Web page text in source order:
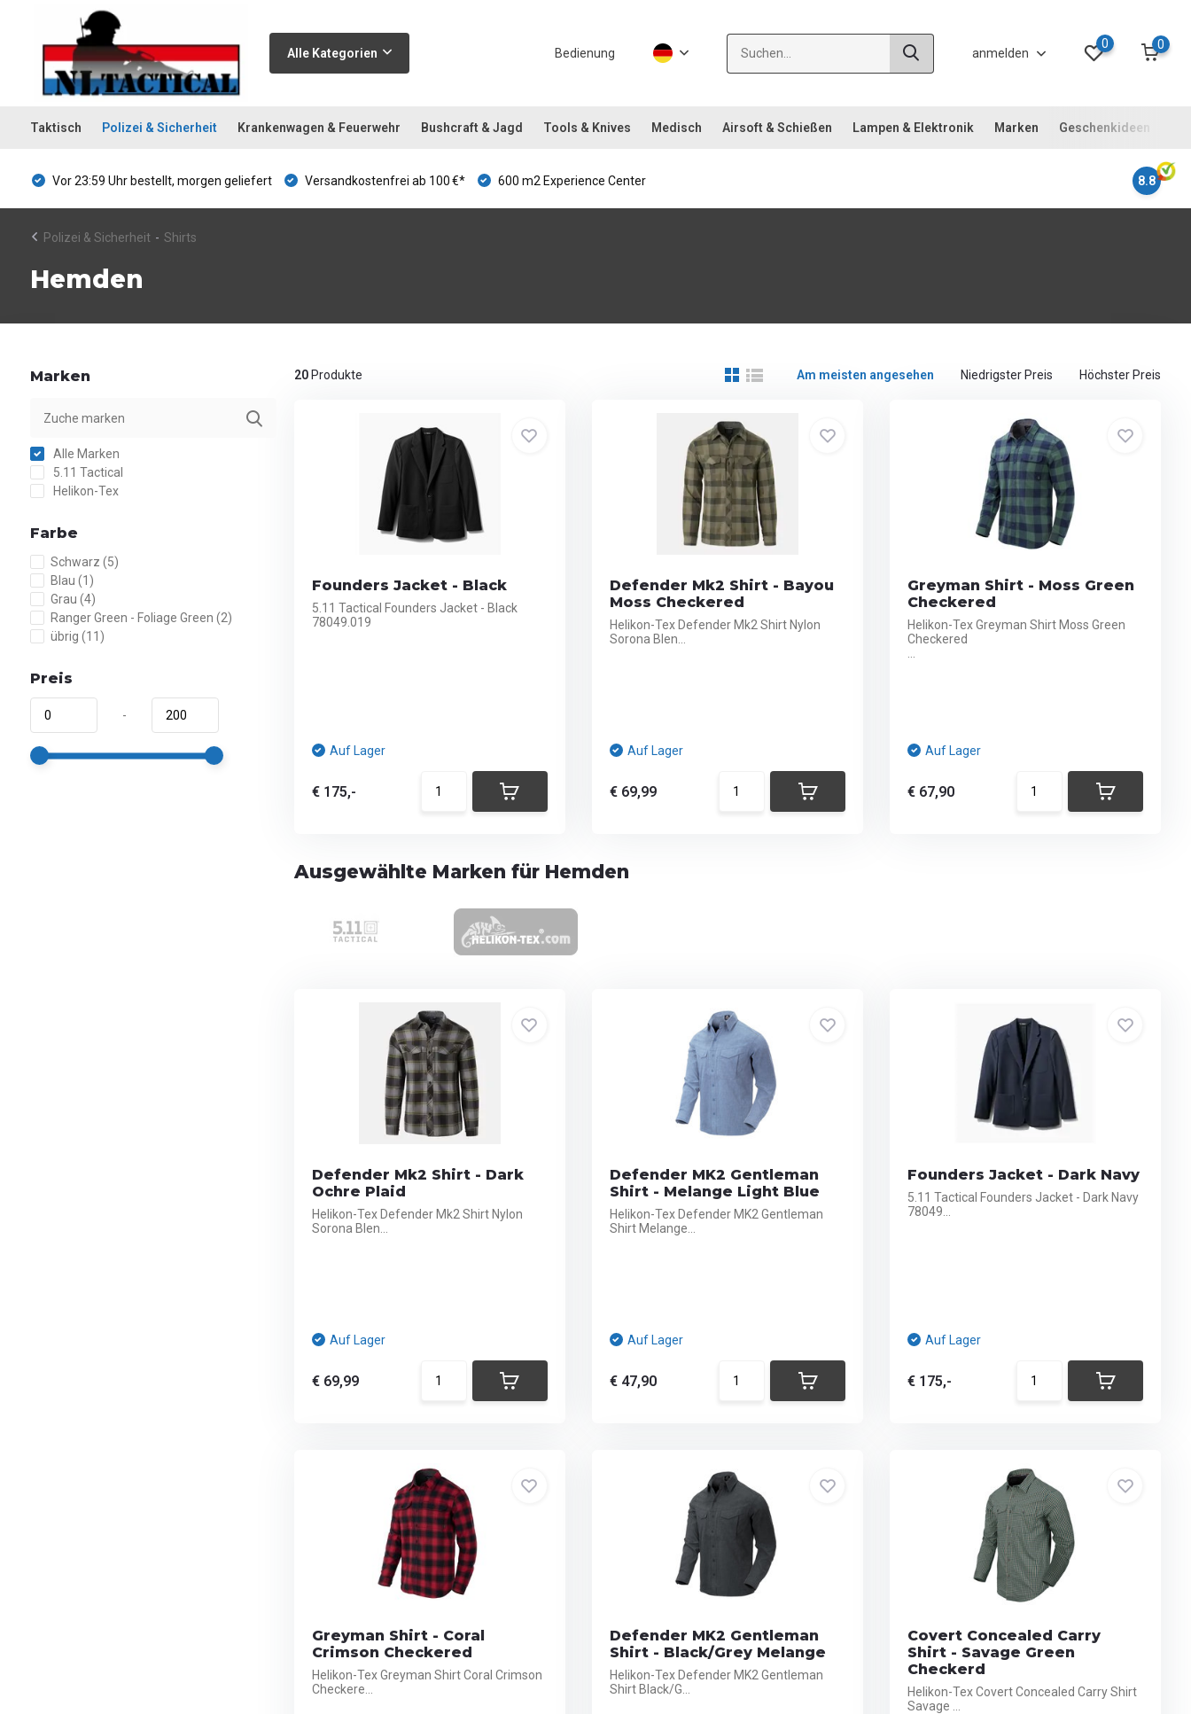
Alle Kategorien Bedienung anmelden
0 0
Taktisch Polizei & Sicherheit Krankenwagen & Feuerwehr Bushcraft & Jagd Tools & Knives Medisch Airsoft & Schießen Lampen & Elektronik Marken Geschenkideen
Vor 23:59 Uhr bestellt, morgen geliefert Versandkostenfrei ab 100 €* 600 m2 Experience Center 8.8
Polizei & Sicherheit - Shirts
Hemden
Marken
Alle Marken
5.11 Tactical
Helikon-Tex
Farbe
Schwarz (5)
Blau (1)
Grau (4)
Ranger Green - Foliage Green (2)
übrig (11)
Preis
-
20Produkte Am meisten angesehen Niedrigster Preis Höchster Preis
Founders Jacket - Black
5.11 Tactical Founders Jacket - Black
78049.019
Auf Lager
€ 175,-
Defender Mk2 Shirt - Bayou
Moss Checkered
Helikon-Tex Defender Mk2 Shirt Nylon
Sorona Blen...
Auf Lager
€ 69,99
Greyman Shirt - Moss Green
Checkered
Helikon-Tex Greyman Shirt Moss Green
Checkered
Auf Lager
€ 67,90
Ausgewählte Marken für Hemden
Defender Mk2 Shirt - Dark
Ochre Plaid
Helikon-Tex Defender Mk2 Shirt Nylon
Sorona Blen...
Auf Lager
€ 69,99
Defender MK2 Gentleman
Shirt - Melange Light Blue
Helikon-Tex Defender MK2 Gentleman
Shirt Melange...
Auf Lager
€ 47,90
Founders Jacket - Dark Navy
5.11 Tactical Founders Jacket - Dark Navy
78049...
Auf Lager
€ 175,-
Greyman Shirt - Coral
Crimson Checkered
Helikon-Tex Greyman Shirt Coral Crimson
Checkere...
Defender MK2 Gentleman
Shirt - Black/Grey Melange
Helikon-Tex Defender MK2 Gentleman
Shirt Black/G...
Covert Concealed Carry
Shirt - Savage Green
Checkerd
Helikon-Tex Covert Concealed Carry Shirt
Savage ...